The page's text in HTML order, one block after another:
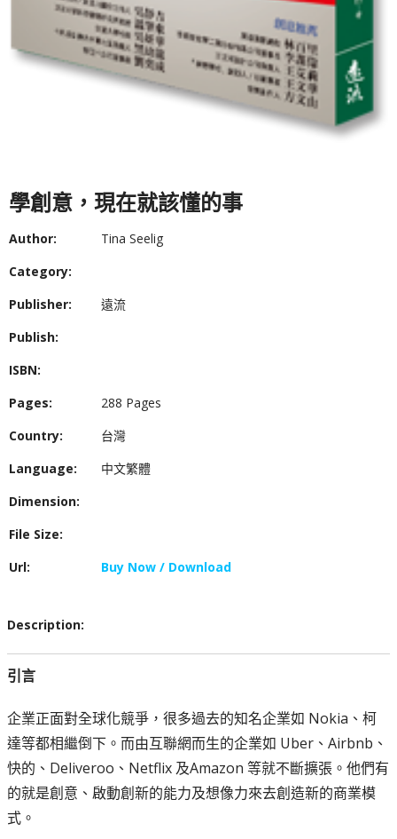
學創意，現在就該懂的事
Author:
Tina Seelig
Category:
Publisher:
遠流
Publish:
ISBN:
Pages:
288 Pages
Country:
台灣
Language:
中文繁體
Dimension:
File Size:
Url:
Buy Now / Download
Description:
引言
企業正面對全球化競爭，很多過去的知名企業如 Nokia、柯
達等都相繼倒下。而由互聯網而生的企業如 Uber、Airbnb、
快的、Deliveroo、Netflix 及Amazon 等就不斷擴張。他們有
的就是創意、啟動創新的能力及想像力來去創造新的商業模
式。